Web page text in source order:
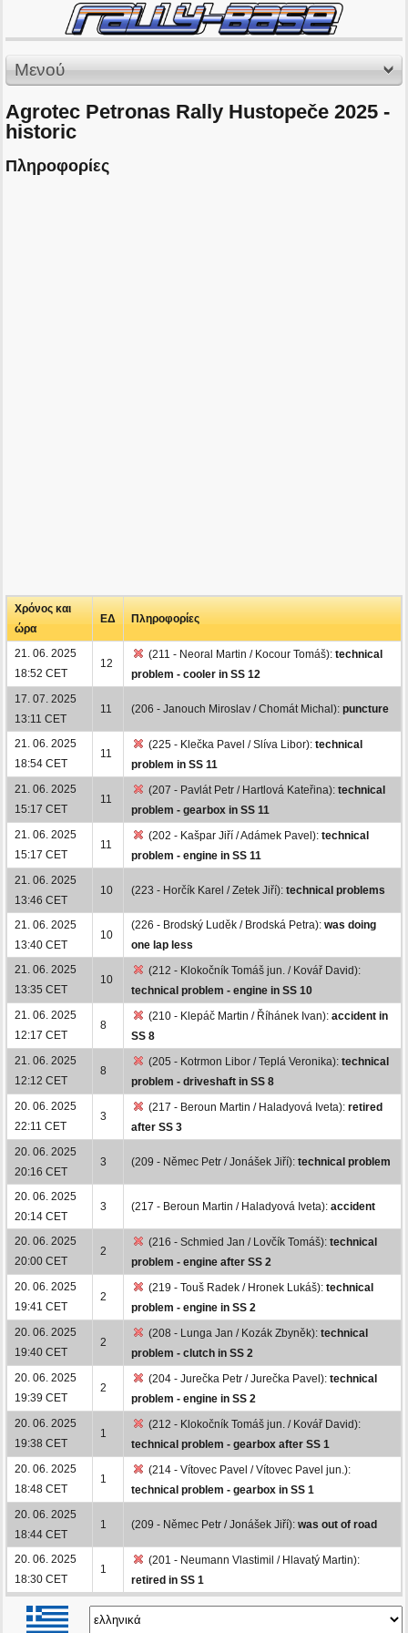
Μενού
Agrotec Petronas Rally Hustopeče 2025 -
historic
Πληροφορίες
Χρόνος και
ώρα
ΕΔ Πληροφορίες
21. 06. 2025
18:52 CET
12
(211 - Neoral Martin / Kocour Tomáš): technical
problem - cooler in SS 12
17. 07. 2025
13:11 CET
11 (206 - Janouch Miroslav / Chomát Michal): puncture
21. 06. 2025
18:54 CET
11
(225 - Klečka Pavel / Slíva Libor): technical
problem in SS 11
21. 06. 2025
15:17 CET
11
(207 - Pavlát Petr / Hartlová Kateřina): technical
problem - gearbox in SS 11
21. 06. 2025
15:17 CET
11
(202 - Kašpar Jiří / Adámek Pavel): technical
problem - engine in SS 11
21. 06. 2025
13:46 CET
10 (223 - Horčík Karel / Zetek Jiří): technical problems
21. 06. 2025
13:40 CET
10
(226 - Brodský Luděk / Brodská Petra): was doing
one lap less
21. 06. 2025
13:35 CET
10
(212 - Klokočník Tomáš jun. / Kovář David):
technical problem - engine in SS 10
21. 06. 2025
12:17 CET
8
(210 - Klepáč Martin / Říhánek Ivan): accident in
SS 8
21. 06. 2025
12:12 CET
8
(205 - Kotrmon Libor / Teplá Veronika): technical
problem - driveshaft in SS 8
20. 06. 2025
22:11 CET
3
(217 - Beroun Martin / Haladyová Iveta): retired
after SS 3
20. 06. 2025
20:16 CET
3 (209 - Němec Petr / Jonášek Jiří): technical problem
20. 06. 2025
20:14 CET
3 (217 - Beroun Martin / Haladyová Iveta): accident
20. 06. 2025
20:00 CET
2
(216 - Schmied Jan / Lovčík Tomáš): technical
problem - engine after SS 2
20. 06. 2025
19:41 CET
2
(219 - Touš Radek / Hronek Lukáš): technical
problem - engine in SS 2
20. 06. 2025
19:40 CET
2
(208 - Lunga Jan / Kozák Zbyněk): technical
problem - clutch in SS 2
20. 06. 2025
19:39 CET
2
(204 - Jurečka Petr / Jurečka Pavel): technical
problem - engine in SS 2
20. 06. 2025
19:38 CET
1
(212 - Klokočník Tomáš jun. / Kovář David):
technical problem - gearbox after SS 1
20. 06. 2025
18:48 CET
1
(214 - Vítovec Pavel / Vítovec Pavel jun.):
technical problem - gearbox in SS 1
20. 06. 2025
18:44 CET
1 (209 - Němec Petr / Jonášek Jiří): was out of road
20. 06. 2025
18:30 CET
1
(201 - Neumann Vlastimil / Hlavatý Martin):
retired in SS 1